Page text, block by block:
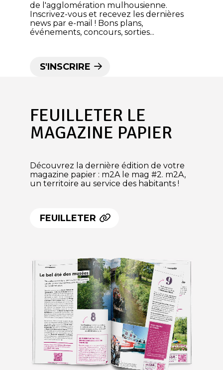
de l'agglomération mulhousienne.
Inscrivez-vous et recevez les dernières
news par e-mail ! Bons plans,
événements, concours, sorties...
S'INSCRIRE
FEUILLETER LE
MAGAZINE PAPIER
Découvrez la dernière édition de votre
magazine papier : m2A le mag #2. m2A,
un territoire au service des habitants !
FEUILLETER